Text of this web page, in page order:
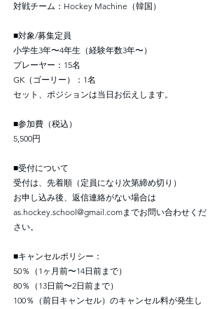
対戦チーム：Hockey Machine（韓国）
■対象/募集定員
小学生3年〜4年生（経験年数3年〜）
プレーヤー：15名
GK（ゴーリー）：1名
セット、ポジションは当日お伝えします。
■参加費（税込）
5,500円
■受付について
受付は、先着順（定員になり次第締め切り）
お申し込み後、返信連絡がない場合は
as.hockey.school@gmail.comまでお問い合わせくだ
さい。
■キャンセルポリシー：
50％（1ヶ月前〜14日前まで）
80％（13日前〜2日前まで）
100％（前日キャンセル）のキャンセル料が発生し